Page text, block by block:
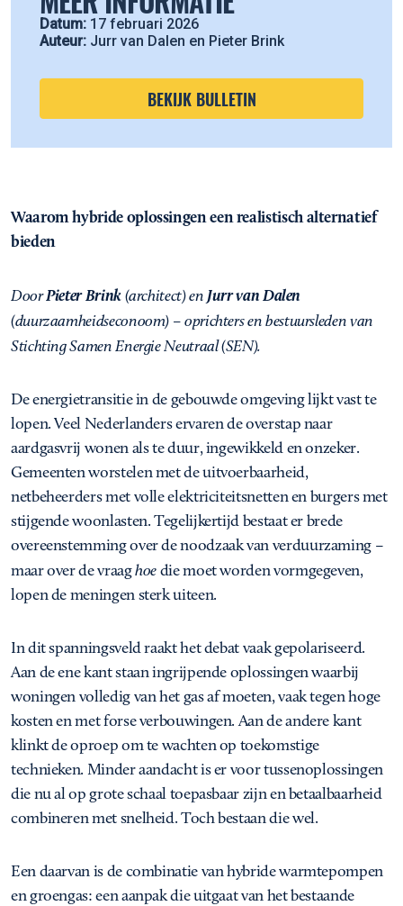
Datum: 17 februari 2026
Auteur: Jurr van Dalen en Pieter Brink
BEKIJK BULLETIN
Waarom hybride oplossingen een realistisch alternatief
bieden
DoorPieter Brink(architect) enJurr van Dalen
(duurzaamheidseconoom) – oprichters en bestuursleden van
Stichting Samen Energie Neutraal (SEN).
De energietransitie in de gebouwde omgeving lijkt vast te
lopen. Veel Nederlanders ervaren de overstap naar
aardgasvrij wonen als te duur, ingewikkeld en onzeker.
Gemeenten worstelen met de uitvoerbaarheid,
netbeheerders met volle elektriciteitsnetten en burgers met
stijgende woonlasten. Tegelijkertijd bestaat er brede
overeenstemming over de noodzaak van verduurzaming –
maar over de vraaghoedie moet worden vormgegeven,
lopen de meningen sterk uiteen.
In dit spanningsveld raakt het debat vaak gepolariseerd.
Aan de ene kant staan ingrijpende oplossingen waarbij
woningen volledig van het gas af moeten, vaak tegen hoge
kosten en met forse verbouwingen. Aan de andere kant
klinkt de oproep om te wachten op toekomstige
technieken. Minder aandacht is er voor tussenoplossingen
die nu al op grote schaal toepasbaar zijn en betaalbaarheid
combineren met snelheid. Toch bestaan die wel.
Een daarvan is de combinatie van hybride warmtepompen
en groengas: een aanpak die uitgaat van het bestaande